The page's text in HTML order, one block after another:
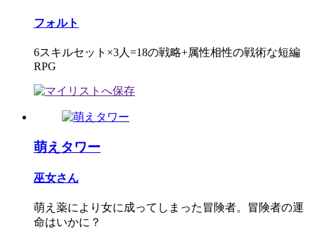
フォルト
6スキルセット×3人=18の戦略+属性相性の戦術な短編
RPG
萌えタワー
巫女さん
萌え薬により女に成ってしまった冒険者。冒険者の運
命はいかに？